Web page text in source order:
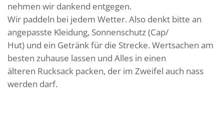
nehmen wir dankend entgegen.
Wir paddeln bei jedem Wetter. Also denkt bitte an
angepasste Kleidung, Sonnenschutz (Cap/
Hut) und ein Getränk für die Strecke. Wertsachen am
besten zuhause lassen und Alles in einen
älteren Rucksack packen, der im Zweifel auch nass
werden darf.